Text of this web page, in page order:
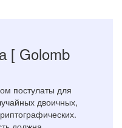
[ Golomb
постулаты для
двоичных,